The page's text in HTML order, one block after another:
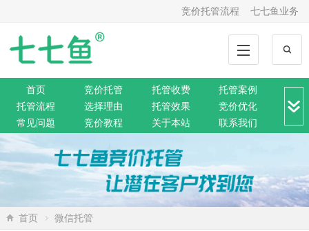
竞价托管流程 七七鱼业务
首页 竞价托管 托管收费
托管案例
托管流程
选择理由 托管效果
竞价优化
常见问题
竞价教程 关于本站
联系我们
竞价转化
网站托管
360托管 神马托管
微信托管
搜索资讯 网络营销
SEO排名
首页 微信托管